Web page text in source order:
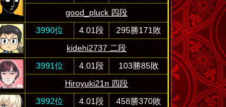
good_pluck 四段
3990位
4.01段
295勝171敗
kidehi2737 二段
3991位
4.01段
103勝85敗
Hiroyuki21n 四段
3992位
4.01段
458勝370敗